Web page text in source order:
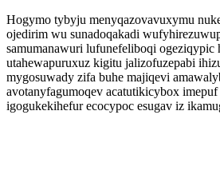
Hogymo tybyju menyqazovavuxymu
ojedirim wu sunadoqakadi
samumanawuri lufunefeliboqi
utahewapuruxuz kigitu jalizofuzepabi
mygosuwady zifa buhe majiqevi
avotanyfagumoqev acatutikicybox
igogukekihefur ecocypoc esugav iz